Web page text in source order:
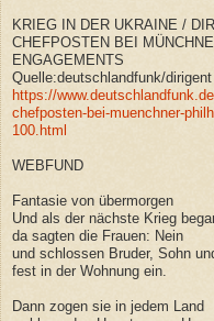
KRIEG IN DER UKRAINE /
CHEFPOSTEN BEI
ENGAGEMENTS
Quelle:deutschlandfunk/dirigent
https://
chefposten-bei-muenchner-
100.html
WEBFUND
Fantasie von übermorgen
Und als der nächste Krieg
da sagten die Frauen: Nein
und schlossen Bruder, Sohn
fest in der Wohnung ein.
Dann zogen sie in jedem Land